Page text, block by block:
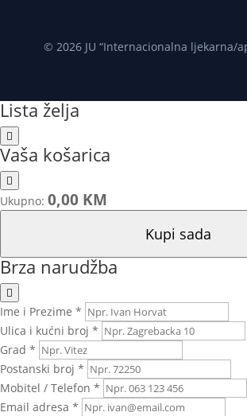
© 2026 JU “Internacionalna ljekarna/
Lista želja
Vaša košarica
Ukupno: 0,00 KM
Kupi sada
Brza narudžba
Ime i Prezime *
Ulica i kućni broj *
Grad *
Postanski broj *
Mobitel / Telefon *
Email adresa *